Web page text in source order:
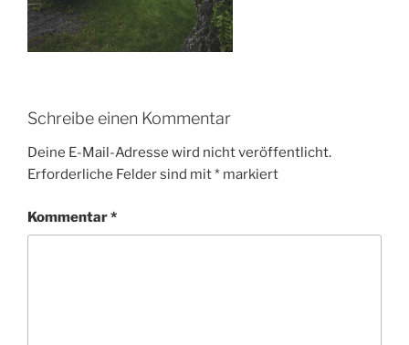
Schreibe einen Kommentar
Deine E-Mail-Adresse wird nicht veröffentlicht.
Erforderliche Felder sind mit* markiert
Kommentar*